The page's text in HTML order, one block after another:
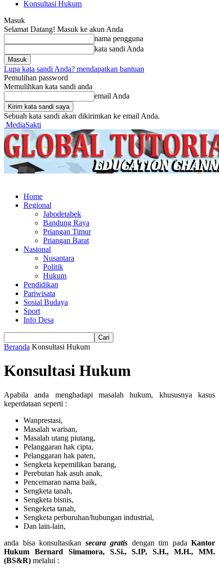
Konsultasi Hukum
Masuk
Selamat Datang! Masuk ke akun Anda
nama pengguna
kata sandi Anda
Lupa kata sandi Anda? mendapatkan bantuan
Pemulihan password
Memulihkan kata sandi anda
email Anda
Sebuah kata sandi akan dikirimkan ke email Anda.
MediaSakti
Home
Regional
Jabodetabek
Bandung Raya
Priangan Timur
Priangan Barat
Nasional
Nusantara
Politik
Hukum
Pendidikan
Pariwisata
Sosial Budaya
Sport
Info Desa
Beranda Konsultasi Hukum
Konsultasi Hukum
Apabila anda menghadapi masalah hukum, khususnya kasus
keperdataan seperti :
Wanprestasi,
Masalah warisan,
Masalah utang piutang,
Pelanggaran hak cipta,
Pelanggaran hak paten,
Sengketa kepemilikan barang,
Perebutan hak asuh anak,
Pencemaran nama baik,
Sengketa tanah,
Sengketa bisnis,
Sengeketa tanah,
Sengketa perburuhan/hubungan industrial,
Dan lain-lain,
anda bisa konsultasikan secara gratis dengan tim pada Kantor
Hukum Bernard Simamora, S.Si., S.IP, S.H., M.H., MM.
(BS&R) melalui :